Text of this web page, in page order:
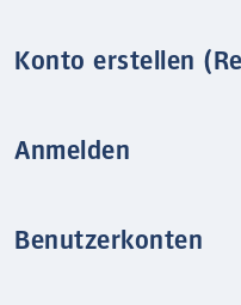
Konto erstellen
Anmelden
Benutzerkonten